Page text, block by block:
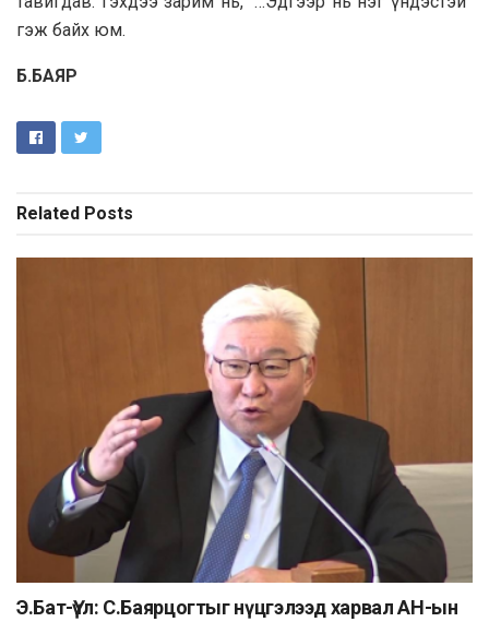
гэж байх юм.
Б.БАЯР
Related Posts
Э.Бат-Үүл: С.Баярцогтыг нүцгэлээд харвал АН-ын